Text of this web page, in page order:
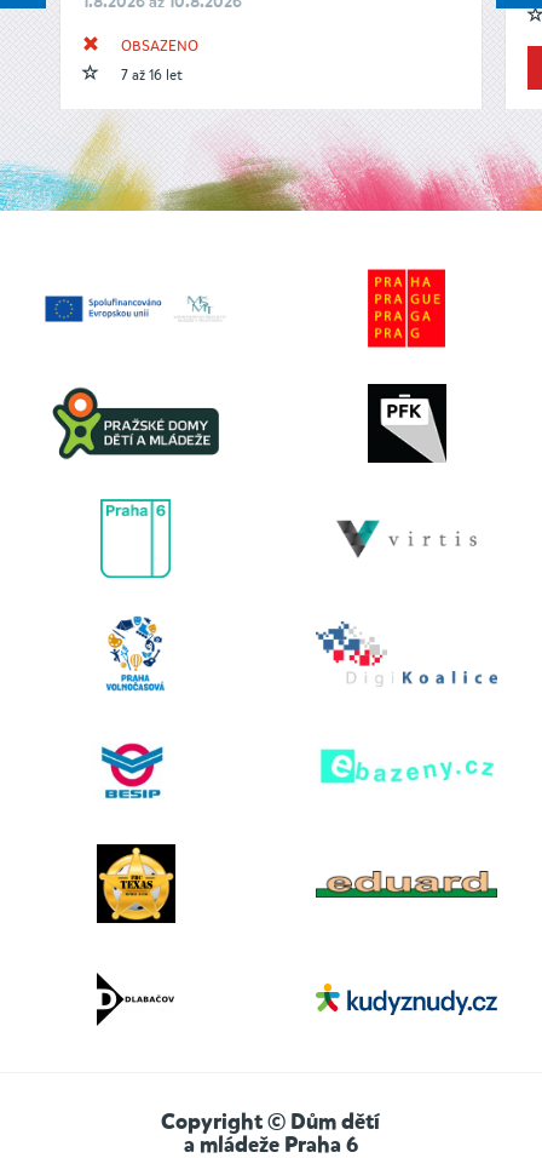
OBSAZENO
7 až 16 let
Copyright © Dům dětí
a mládeže Praha 6